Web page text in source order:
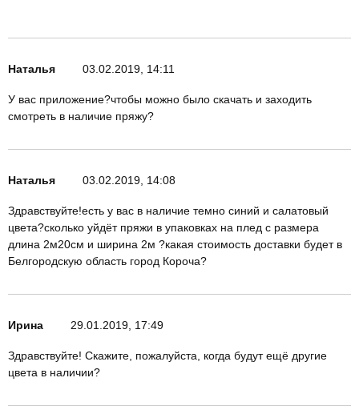
Наталья 03.02.2019, 14:11
У вас приложение?чтобы можно было скачать и заходить
смотреть в наличие пряжу?
Наталья 03.02.2019, 14:08
Здравствуйте!есть у вас в наличие темно синий и салатовый
цвета?сколько уйдёт пряжи в упаковках на плед с размера
длина 2м20см и ширина 2м ?какая стоимость доставки будет в
Белгородскую область город Короча?
Ирина 29.01.2019, 17:49
Здравствуйте! Скажите, пожалуйста, когда будут ещё другие
цвета в наличии?